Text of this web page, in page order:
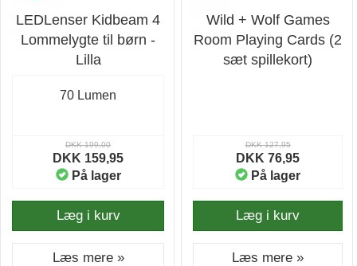
LEDLenser Kidbeam 4
Lommelygte til børn -
Lilla
70 Lumen
DKK 199,00
DKK 159,95
På lager
Læg i kurv
Læs mere »
Wild + Wolf Games
Room Playing Cards (2
sæt spillekort)
DKK 127,95
DKK 76,95
På lager
Læg i kurv
Læs mere »